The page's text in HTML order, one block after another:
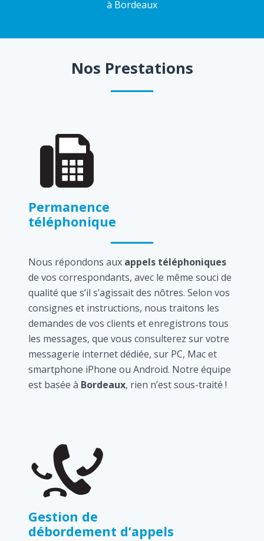
à Bordeaux
Nos Prestations
Permanence
téléphonique
Nous répondons aux appels téléphoniques
de vos correspondants, avec le même souci de
qualité que s’il s’agissait des nôtres. Selon vos
consignes et instructions, nous traitons les
demandes de vos clients et enregistrons tous
les messages, que vous consulterez sur votre
messagerie internet dédiée, sur PC, Mac et
smartphone iPhone ou Android. Notre équipe
est basée à Bordeaux, rien n’est sous-traité !
Gestion de
débordement d’appels